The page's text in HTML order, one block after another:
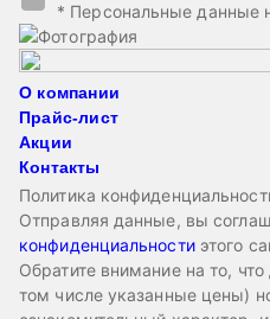
* Персональные данные
О компании
Прайс-лист
Акции
Контакты
Политика
Отправляя данные, вы
конфиденциальностиэтого
Обратите внимание на то,
том числе указанные цены)